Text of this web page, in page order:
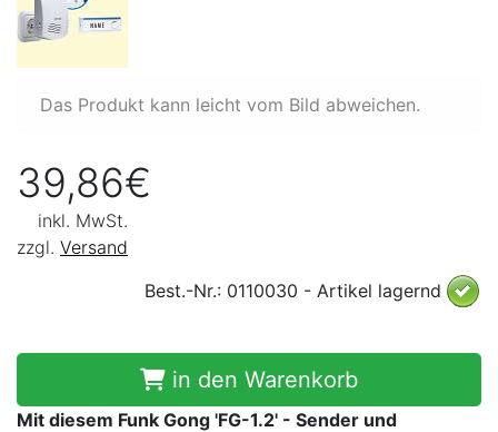
Das Produkt kann leicht vom Bild abweichen.
39,86€
inkl. MwSt.
zzgl. Versand
Best.-Nr.: 0110030 - Artikel lagernd
in den Warenkorb
Mit diesem Funk Gong 'FG-1.2' - Sender und